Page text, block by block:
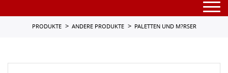
PRODUKTE ANDERE PRODUKTE PALETTEN UND M?RSER